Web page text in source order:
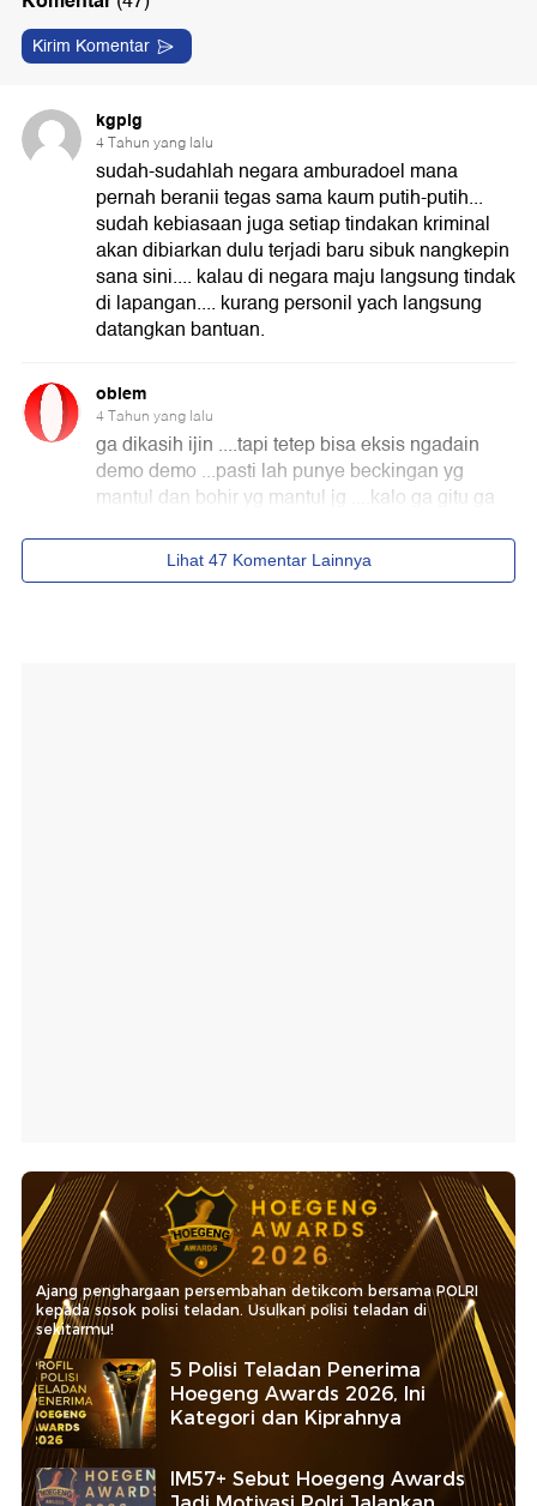
Ajang penghargaan persembahan detikcom bersama POLRI
kepada sosok polisi teladan. Usulkan polisi teladan di
sekitarmu!
5 Polisi Teladan Penerima
Hoegeng Awards 2026, Ini
Kategori dan Kiprahnya
IM57+ Sebut Hoegeng Awards